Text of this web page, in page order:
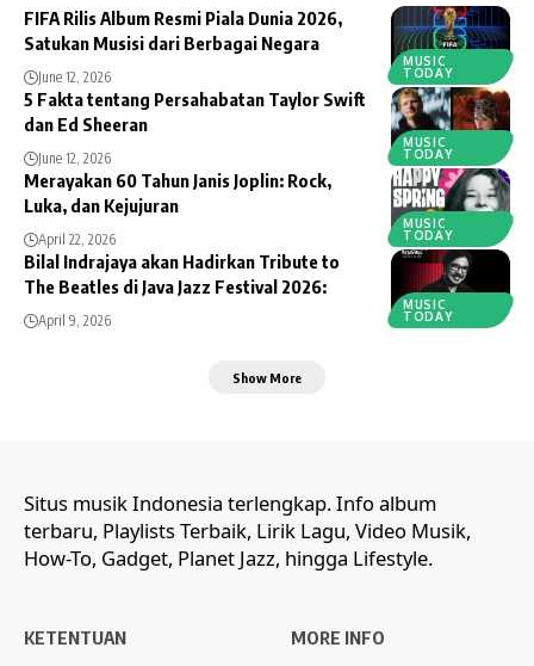
MUSIC
TODAY
FIFA Rilis Album Resmi Piala Dunia 2026,
Satukan Musisi dari Berbagai Negara
June 12, 2026
MUSIC
TODAY
5 Fakta tentang Persahabatan Taylor Swift
dan Ed Sheeran
June 12, 2026
MUSIC
TODAY
Merayakan 60 Tahun Janis Joplin: Rock,
Luka, dan Kejujuran
April 22, 2026
MUSIC
TODAY
Bilal Indrajaya akan Hadirkan Tribute to
The Beatles di Java Jazz Festival 2026:
April 9, 2026
Show More
Situs musik Indonesia terlengkap. Info album
terbaru, Playlists Terbaik, Lirik Lagu, Video Musik,
How-To, Gadget, Planet Jazz, hingga Lifestyle.
KETENTUAN MORE INFO